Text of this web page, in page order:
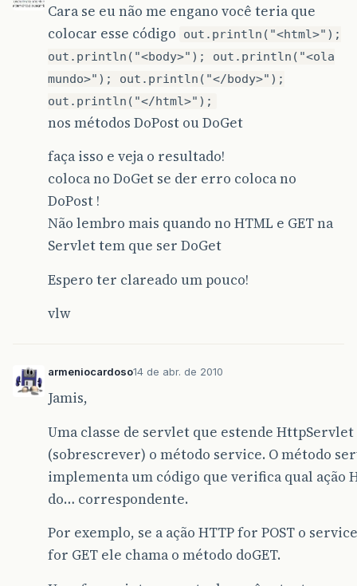
Cara se eu não me engano você teria que
colocar esse código
out.println("<html>");
out.println("<body>"); out.println("<ola
mundo>"); out.println("</body>");
out.println("</html>");
nos métodos DoPost ou DoGet
faça isso e veja o resultado!
coloca no DoGet se der erro coloca no
DoPost !
Não lembro mais quando no HTML e GET na
Servlet tem que ser DoGet
Espero ter clareado um pouco!
vlw
armeniocardoso14 de abr. de 2010
Jamis,
Uma classe de servlet que estende
(sobrescrever) o método service. O método
implementa um código que verifica qual ação
do… correspondente.
Por exemplo, se a ação HTTP for POST o
for GET ele chama o método doGET.